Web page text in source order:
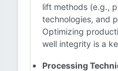
lift methods (e.g.,
technologies, and
Optimizing
well integrity is a
Processing